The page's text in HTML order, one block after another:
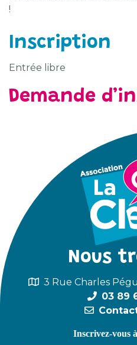
!
Inscription
Entrée libre
Demande
Nous
3 Rue Charles
03 89
Inscrivez-vous